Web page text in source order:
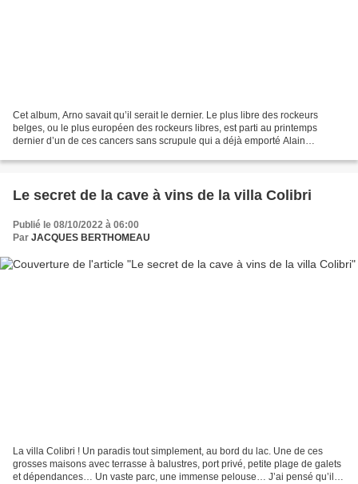
Cet album, Arno savait qu’il serait le dernier. Le plus libre des rockeurs
belges, ou le plus européen des rockeurs libres, est parti au printemps
dernier d’un de ces cancers sans scrupule qui a déjà emporté Alain
Le secret de la cave à vins de la villa Colibri
Publié le 08/10/2022 à 06:00
Par JACQUES BERTHOMEAU
La villa Colibri ! Un paradis tout simplement, au bord du lac. Une de ces
grosses maisons avec terrasse à balustres, port privé, petite plage de galets
et dépendances… Un vaste parc, une immense pelouse… J’ai pensé qu’il